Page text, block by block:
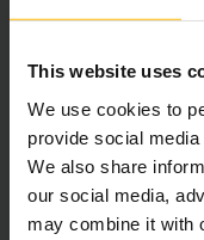
This website uses
We use cookies to
provide social
We also share
our social media,
may combine it with
Der folgende